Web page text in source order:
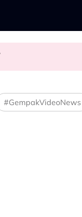
#GempakVideoNews